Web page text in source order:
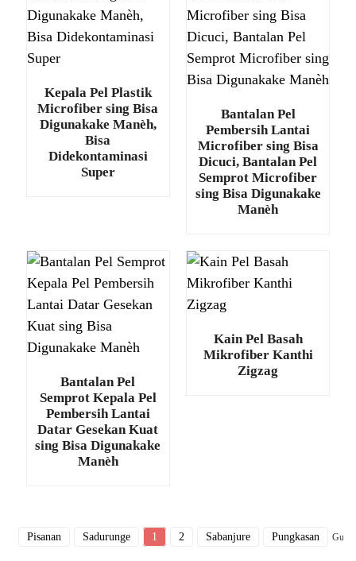
Kepala Pel Plastik
Microfiber sing Bisa
Digunakake Manèh,
Bisa
Didekontaminasi
Super
Bantalan Pel
Pembersih Lantai
Microfiber sing Bisa
Dicuci, Bantalan Pel
Semprot Microfiber
sing Bisa Digunakake
Manèh
Bantalan Pel
Semprot Kepala Pel
Pembersih Lantai
Datar Gesekan Kuat
sing Bisa Digunakake
Manèh
Kain Pel Basah
Mikrofiber Kanthi
Zigzag
Pisanan Sadurunge 1 2 Sabanjure Pungkasan